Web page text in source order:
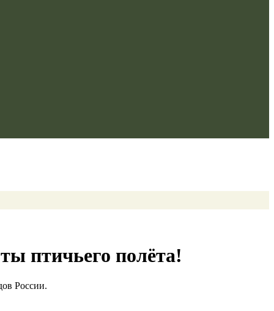
птичьего полёта!
России.